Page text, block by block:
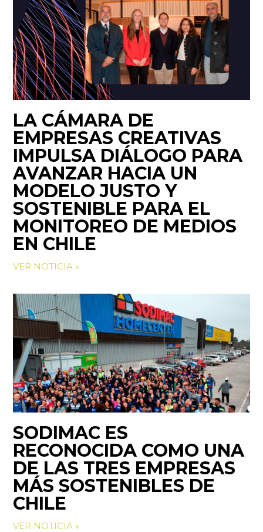
LA CÁMARA DE
EMPRESAS CREATIVAS
IMPULSA DIÁLOGO PARA
AVANZAR HACIA UN
MODELO JUSTO Y
SOSTENIBLE PARA EL
MONITOREO DE MEDIOS
EN CHILE
VER NOTICIA »
SODIMAC ES
RECONOCIDA COMO UNA
DE LAS TRES EMPRESAS
MÁS SOSTENIBLES DE
CHILE
VER NOTICIA »